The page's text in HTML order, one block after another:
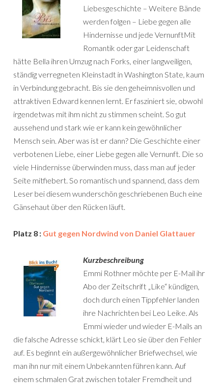
Liebesgeschichte – Weitere Bände
werden folgen – Liebe gegen alle
Hindernisse und jede VernunftMit
Romantik oder gar Leidenschaft
hätte Bella ihren Umzug nach Forks, einer langweiligen,
ständig verregneten Kleinstadt in Washington State, kaum
in Verbindung gebracht. Bis sie den geheimnisvollen und
attraktiven Edward kennen lernt. Er fasziniert sie, obwohl
irgendetwas mit ihm nicht zu stimmen scheint. So gut
aussehend und stark wie er kann kein gewöhnlicher
Mensch sein. Aber was ist er dann? Die Geschichte einer
verbotenen Liebe, einer Liebe gegen alle Vernunft. Die so
viele Hindernisse überwinden muss, dass man auf jeder
Seite mitfiebert. So romantisch und spannend, dass dem
Leser bei diesem wunderschön geschriebenen Buch eine
Gänsehaut über den Rücken läuft.
Platz 8 : Gut gegen Nordwind von Daniel Glattauer
Kurzbeschreibung
Emmi Rothner möchte per E-Mail ihr
Abo der Zeitschrift „Like“ kündigen,
doch durch einen Tippfehler landen
ihre Nachrichten bei Leo Leike. Als
Emmi wieder und wieder E-Mails an
die falsche Adresse schickt, klärt Leo sie über den Fehler
auf. Es beginnt ein außergewöhnlicher Briefwechsel, wie
man ihn nur mit einem Unbekannten führen kann. Auf
einem schmalen Grat zwischen totaler Fremdheit und